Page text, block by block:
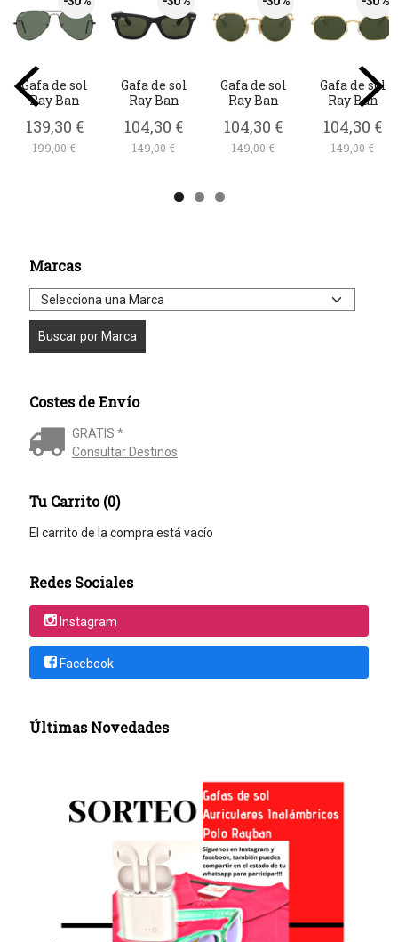
Marcas
Costes de Envío
GRATIS *
Consultar Destinos
Tu Carrito (0)
El carrito de la compra está vacío
Redes Sociales
Instagram
Facebook
Últimas Novedades
Gafa de sol
Ray Ban
139,30 €
199,00 €
Gafa de sol
Ray Ban
104,30 €
149,00 €
Gafa de sol
Ray Ban
104,30 €
149,00 €
Gafa de sol
Ray Ban
104,30 €
149,00 €